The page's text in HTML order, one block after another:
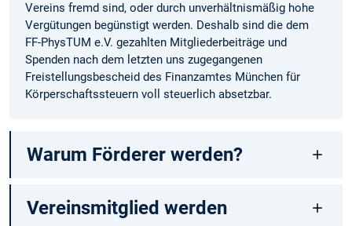
Vereins fremd sind, oder durch unverhältnismäßig hohe
Vergütungen begünstigt werden. Deshalb sind die dem
FF-PhysTUM e.V. gezahlten Mitgliederbeiträge und
Spenden nach dem letzten uns zugegangenen
Freistellungsbescheid des Finanzamtes München für
Körperschaftssteuern voll steuerlich absetzbar.
Warum Förderer werden?
Vereinsmitglied werden